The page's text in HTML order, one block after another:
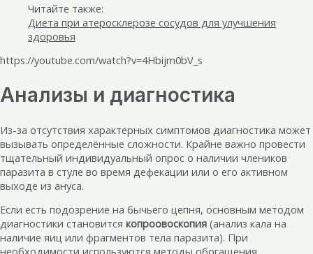
Читайте также:
Диета при атеросклерозе сосудов для улучшения
здоровья
https://youtube.com/watch?v=4Hbijm0bV_s
Анализы и диагностика
Из-за отсутствия характерных симптомов диагностика может
вызывать определённые сложности. Крайне важно провести
тщательный индивидуальный опрос о наличии члеников
паразита в стуле во время дефекации или о его активном
выходе из ануса.
Если есть подозрение на бычьего цепня, основным методом
диагностики становится копроовоскопия (анализ кала на
наличие яиц или фрагментов тела паразита). При